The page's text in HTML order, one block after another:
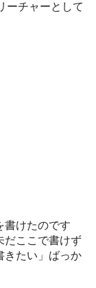
ーチャーとして
書けたのです
だここで書けず
きたい」ばっか